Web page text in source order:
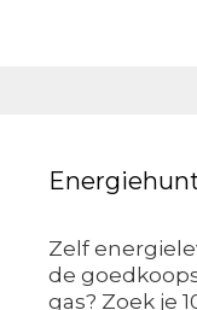
Zelf
de
gas? Zoek je